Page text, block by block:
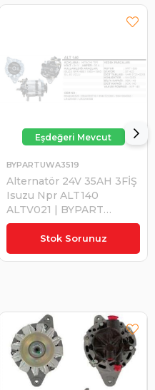
Stok Sorunuz
Alternatör 24V 35AH 3FİŞ
Isuzu Npr ALT140
ALTV021 | BYPART
UWA3519
BYPARTUWA3519
₺6.724,70